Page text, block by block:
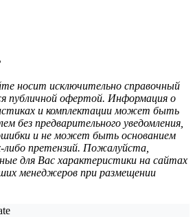
носит исключительно справочный
публичной офертой. Информация о
и комплектации может быть
без предварительного уведомления,
и не может быть основанием
либо претензий. Пожалуйста,
для Вас характеристики на сайтах
менеджеров при размещении